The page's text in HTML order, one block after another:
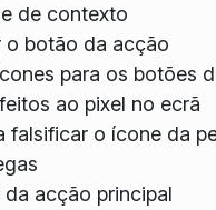
de contexto
o botão da acção
para os botões
ao pixel no ecrã
falsificar o ícone da
acção principal